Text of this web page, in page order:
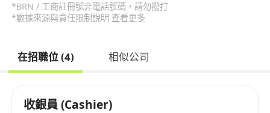
*BRN / 工商註冊號非電話號碼，請勿撥打
*數據來源與責任限制說明 查看更多
在招職位 (4) 相似公司
收銀員 (Cashier)